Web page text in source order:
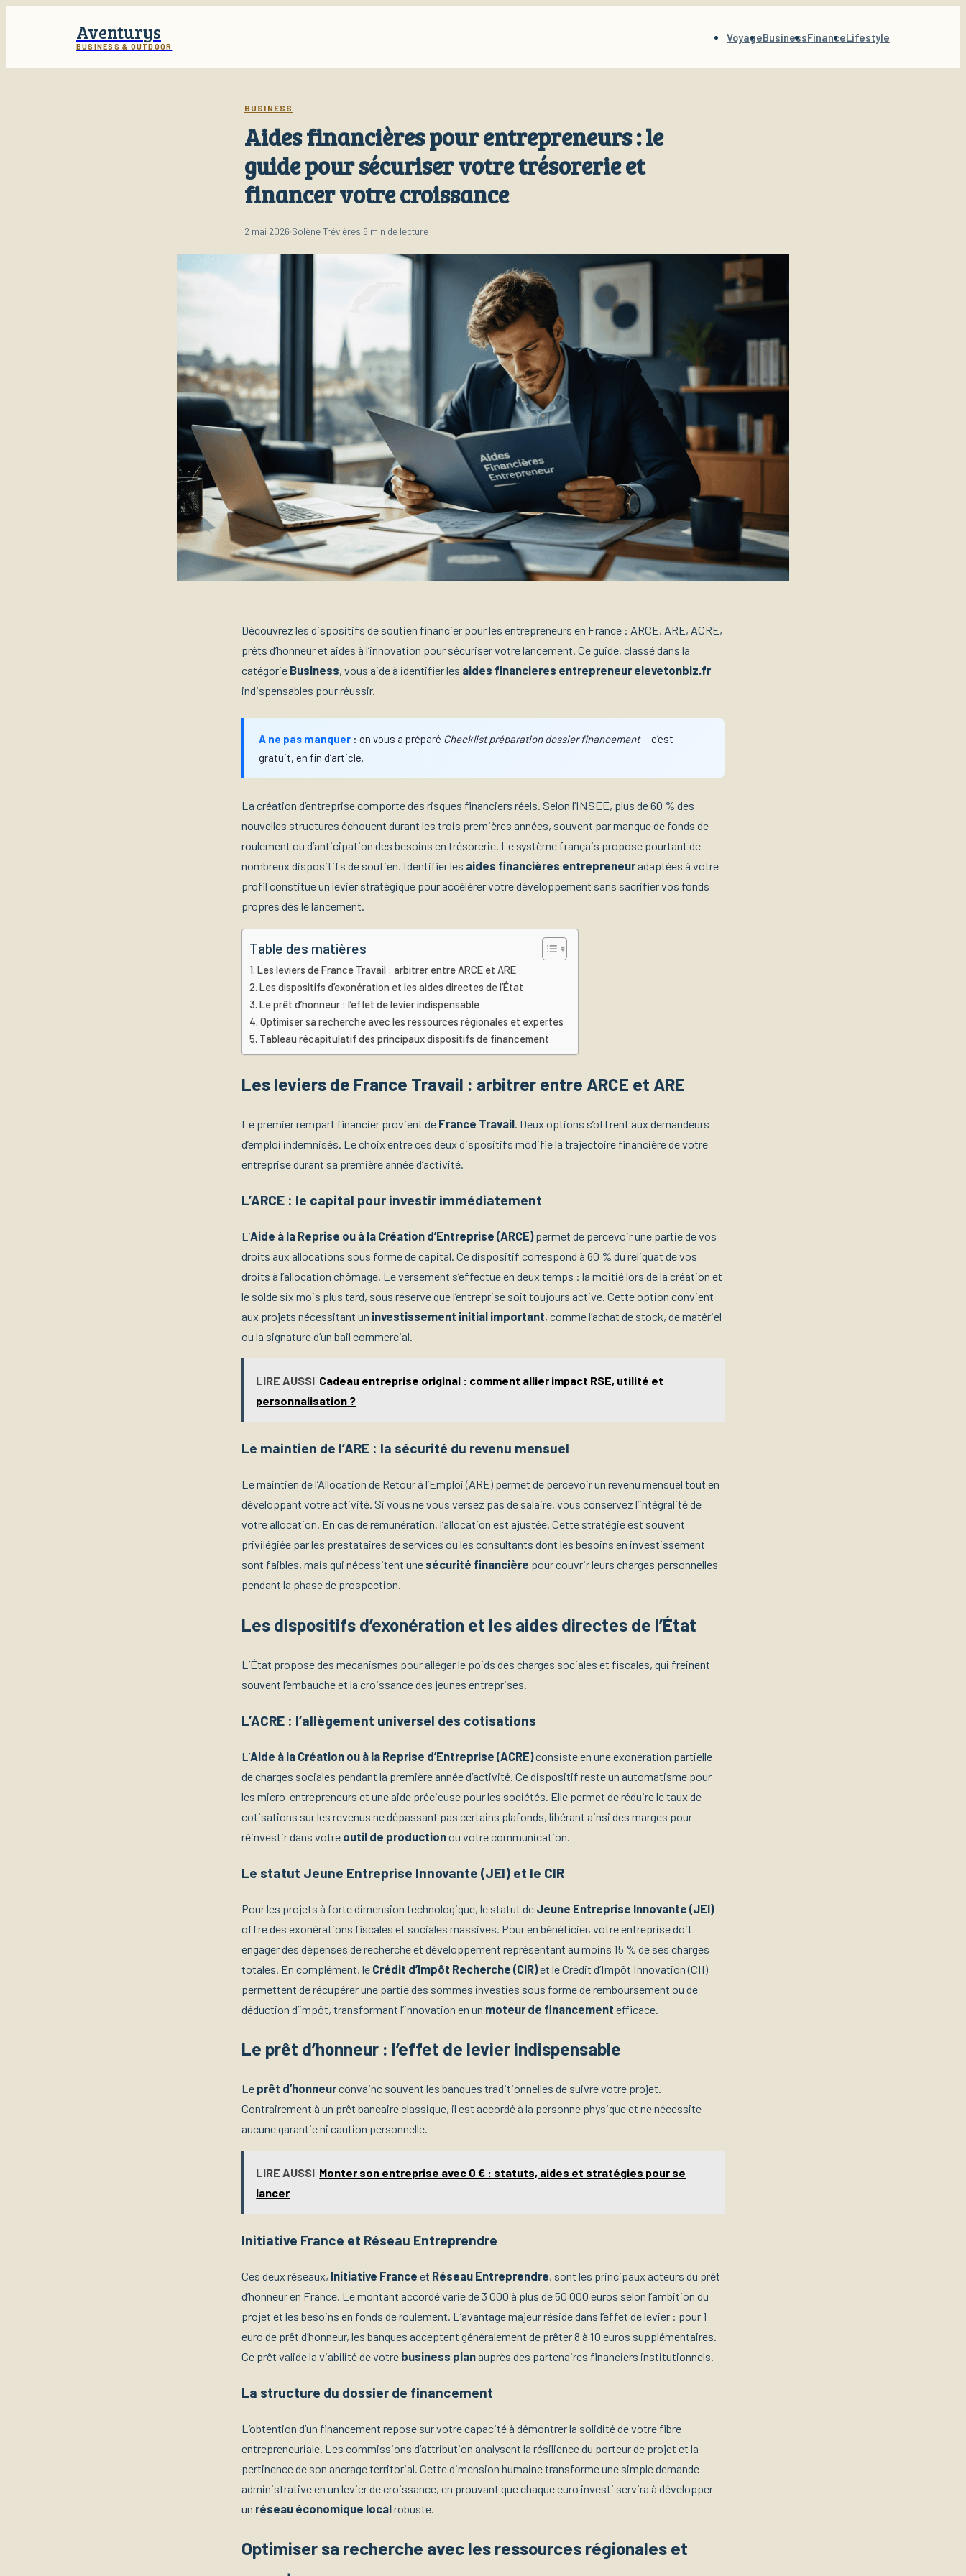
Aventurys
BUSINESS & OUTDOOR
VoyageBusinessFinanceLifestyle
BUSINESS
Aides financières pour entrepreneurs : le
guide pour sécuriser votre trésorerie et
financer votre croissance
2 mai 2026·Solène Trévières·6 min de lecture
Découvrez les dispositifs de soutien financier pour les entrepreneurs en France : ARCE, ARE, ACRE,
prêts d’honneur et aides à l’innovation pour sécuriser votre lancement. Ce guide, classé dans la
catégorie Business, vous aide à identifier les aides financieres entrepreneur elevetonbiz.fr
indispensables pour réussir.
A ne pas manquer : on vous a préparé Checklist préparation dossier financement— c’est
gratuit, en fin d’article.
La création d’entreprise comporte des risques financiers réels. Selon l’INSEE, plus de 60 % des
nouvelles structures échouent durant les trois premières années, souvent par manque de fonds de
roulement ou d’anticipation des besoins en trésorerie. Le système français propose pourtant de
nombreux dispositifs de soutien. Identifier les aides financières entrepreneuradaptées à votre
profil constitue un levier stratégique pour accélérer votre développement sans sacrifier vos fonds
propres dès le lancement.
Table des matières
Les leviers de France Travail : arbitrer entre ARCE et ARE
Les dispositifs d’exonération et les aides directes de l’État
Le prêt d’honneur : l’effet de levier indispensable
Optimiser sa recherche avec les ressources régionales et expertes
Tableau récapitulatif des principaux dispositifs de financement
Les leviers de France Travail : arbitrer entre ARCE et ARE
Le premier rempart financier provient de France Travail. Deux options s’offrent aux demandeurs
d’emploi indemnisés. Le choix entre ces deux dispositifs modifie la trajectoire financière de votre
entreprise durant sa première année d’activité.
L’ARCE : le capital pour investir immédiatement
L’Aide à la Reprise ou à la Création d’Entreprise (ARCE)permet de percevoir une partie de vos
droits aux allocations sous forme de capital. Ce dispositif correspond à 60 % du reliquat de vos
droits à l’allocation chômage. Le versement s’effectue en deux temps : la moitié lors de la création et
le solde six mois plus tard, sous réserve que l’entreprise soit toujours active. Cette option convient
aux projets nécessitant un investissement initial important, comme l’achat de stock, de matériel
ou la signature d’un bail commercial.
LIRE AUSSI Cadeau entreprise original : comment allier impact RSE, utilité et
personnalisation ?
Le maintien de l’ARE : la sécurité du revenu mensuel
Le maintien de l’Allocation de Retour à l’Emploi (ARE) permet de percevoir un revenu mensuel tout en
développant votre activité. Si vous ne vous versez pas de salaire, vous conservez l’intégralité de
votre allocation. En cas de rémunération, l’allocation est ajustée. Cette stratégie est souvent
privilégiée par les prestataires de services ou les consultants dont les besoins en investissement
sont faibles, mais qui nécessitent une sécurité financière pour couvrir leurs charges personnelles
pendant la phase de prospection.
Les dispositifs d’exonération et les aides directes de l’État
L’État propose des mécanismes pour alléger le poids des charges sociales et fiscales, qui freinent
souvent l’embauche et la croissance des jeunes entreprises.
L’ACRE : l’allègement universel des cotisations
L’Aide à la Création ou à la Reprise d’Entreprise (ACRE)consiste en une exonération partielle
de charges sociales pendant la première année d’activité. Ce dispositif reste un automatisme pour
les micro-entrepreneurs et une aide précieuse pour les sociétés. Elle permet de réduire le taux de
cotisations sur les revenus ne dépassant pas certains plafonds, libérant ainsi des marges pour
réinvestir dans votre outil de productionou votre communication.
Le statut Jeune Entreprise Innovante (JEI) et le CIR
Pour les projets à forte dimension technologique, le statut de Jeune Entreprise Innovante (JEI)
offre des exonérations fiscales et sociales massives. Pour en bénéficier, votre entreprise doit
engager des dépenses de recherche et développement représentant au moins 15 % de ses charges
totales. En complément, le Crédit d’Impôt Recherche (CIR)et le Crédit d’Impôt Innovation (CII)
permettent de récupérer une partie des sommes investies sous forme de remboursement ou de
déduction d’impôt, transformant l’innovation en un moteur de financement efficace.
Le prêt d’honneur : l’effet de levier indispensable
Le prêt d’honneurconvainc souvent les banques traditionnelles de suivre votre projet.
Contrairement à un prêt bancaire classique, il est accordé à la personne physique et ne nécessite
aucune garantie ni caution personnelle.
LIRE AUSSI Monter son entreprise avec 0 € : statuts, aides et stratégies pour se
lancer
Initiative France et Réseau Entreprendre
Ces deux réseaux, Initiative France et Réseau Entreprendre, sont les principaux acteurs du prêt
d’honneur en France. Le montant accordé varie de 3 000 à plus de 50 000 euros selon l’ambition du
projet et les besoins en fonds de roulement. L’avantage majeur réside dans l’effet de levier : pour 1
euro de prêt d’honneur, les banques acceptent généralement de prêter 8 à 10 euros supplémentaires.
Ce prêt valide la viabilité de votre business planauprès des partenaires financiers institutionnels.
La structure du dossier de financement
L’obtention d’un financement repose sur votre capacité à démontrer la solidité de votre fibre
entrepreneuriale. Les commissions d’attribution analysent la résilience du porteur de projet et la
pertinence de son ancrage territorial. Cette dimension humaine transforme une simple demande
administrative en un levier de croissance, en prouvant que chaque euro investi servira à développer
un réseau économique localrobuste.
Optimiser sa recherche avec les ressources régionales et